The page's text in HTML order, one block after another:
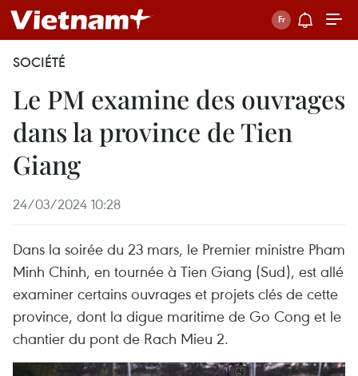
SOCIÉTÉ
Le PM examine des ouvrages
dans la province de Tien
Giang
24/03/2024 10:28
Dans la soirée du 23 mars, le Premier ministre Pham
Minh Chinh, en tournée à Tien Giang (Sud), est allé
examiner certains ouvrages et projets clés de cette
province, dont la digue maritime de Go Cong et le
chantier du pont de Rach Mieu 2.